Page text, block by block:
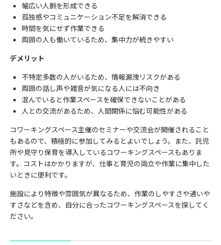
幅広い人脈を形成できる
孤独感やコミュニケーション不足を解消できる
時間を気にせず作業できる
周囲の人も働いているため、集中力が続きやすい
デメリット
不特定多数の人がいるため、情報漏洩リスクがある
周囲の話し声や雑音が気になる人には不向き
混んでいると作業スペースを確保できないことがある
人との交流があるため、人間関係に悩む可能性がある
コワーキングスペース主催のセミナーや交流会が開催されること
もあるので、積極的に参加してみるとよいでしょう。また、託児
所や見守り保育を導入しているコワーキングスペースもありま
す。コストはかかりますが、仕事と育児の両立や作業に集中した
いときに便利です。
施設により特徴や雰囲気が異なるため、作業のしやすさや通いや
すさなどを含め、自分に合ったコワーキングスペースを探してく
ださい。